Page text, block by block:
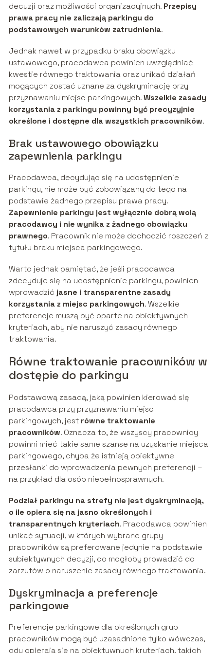
decyzji oraz możliwości organizacyjnych. Przepisy
prawa pracy nie zaliczają parkingu do
podstawowych warunków zatrudnienia.
Jednak nawet w przypadku braku obowiązku
ustawowego, pracodawca powinien uwzględniać
kwestie równego traktowania oraz unikać działań
mogących zostać uznane za dyskryminację przy
przyznawaniu miejsc parkingowych.Wszelkie zasady
korzystania z parkingu powinny być precyzyjnie
określone i dostępne dla wszystkich pracowników.
Brak ustawowego obowiązku
zapewnienia parkingu
Pracodawca, decydując się na udostępnienie
parkingu, nie może być zobowiązany do tego na
podstawie żadnego przepisu prawa pracy.
Zapewnienie parkingu jest wyłącznie dobrą wolą
pracodawcy i nie wynika z żadnego obowiązku
prawnego. Pracownik nie może dochodzić roszczeń z
tytułu braku miejsca parkingowego.
Warto jednak pamiętać, że jeśli pracodawca
zdecyduje się na udostępnienie parkingu, powinien
wprowadzić jasne i transparentne zasady
korzystania z miejsc parkingowych. Wszelkie
preferencje muszą być oparte na obiektywnych
kryteriach, aby nie naruszyć zasady równego
traktowania.
Równe traktowanie pracowników w
dostępie do parkingu
Podstawową zasadą, jaką powinien kierować się
pracodawca przy przyznawaniu miejsc
parkingowych, jest równe traktowanie
pracowników. Oznacza to, że wszyscy pracownicy
powinni mieć takie same szanse na uzyskanie miejsca
parkingowego, chyba że istnieją obiektywne
przesłanki do wprowadzenia pewnych preferencji –
na przykład dla osób niepełnosprawnych.
Podział parkingu na strefy nie jest dyskryminacją,
o ile opiera się na jasno określonych i
transparentnych kryteriach. Pracodawca powinien
unikać sytuacji, w których wybrane grupy
pracowników są preferowane jedynie na podstawie
subiektywnych decyzji, co mogłoby prowadzić do
zarzutów o naruszenie zasady równego traktowania.
Dyskryminacja a preferencje
parkingowe
Preferencje parkingowe dla określonych grup
pracowników mogą być uzasadnione tylko wówczas,
gdy opierają się na obiektywnych kryteriach, takich